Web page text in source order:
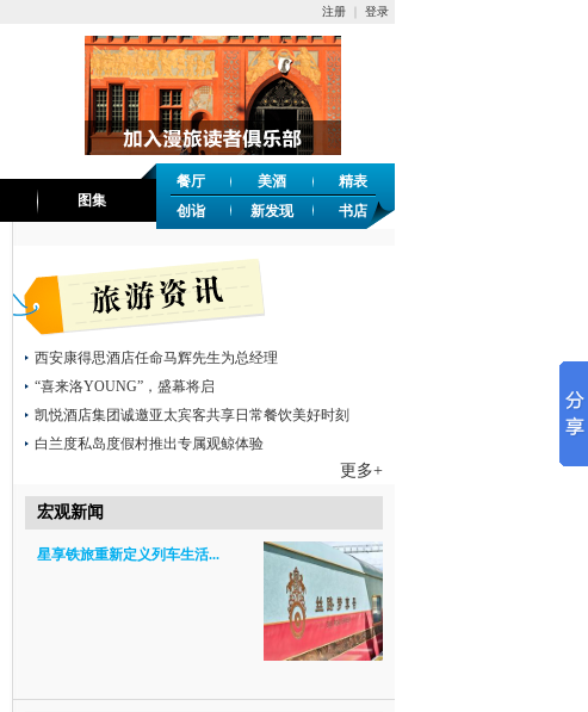
注册 登录
餐厅 美酒
精表
创诣
新发现 书店
图集
西安康得思酒店任命马辉先生为总经理
“喜来洛YOUNG”，盛幕将启
凯悦酒店集团诚邀亚太宾客共享日常餐饮美好时刻
白兰度私岛度假村推出专属观鲸体验
更多+
宏观新闻
星享铁旅重新定义列车生活...